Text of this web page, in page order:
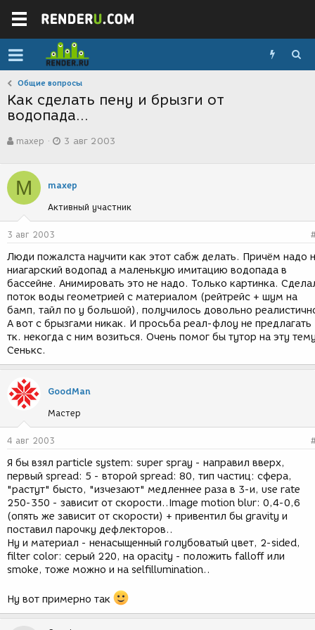
Общие вопросы
Как сделать пену и брызги от
водопада...
в
о
р
т
е
м
ы
maxep
а
с
з
д
и
я
3 авг 2003
M maxep
Активный участник
3 авг 2003
Люди пожалста научити как этот сабж делать. Причём надо
ниагарский водопад а маленькую имитацию водопада в
бассейне. Анимировать это не надо. Только картинка.
поток воды геометрией с материалом (рейтрейс + шум на
бамп, тайл по y большой), получилось довольно
А вот с брызгами никак. И просьба реал-флоу не предлагать
тк. некогда с ним возиться. Очень помог бы тутор на эту
Сенькс.
GoodMan
Мастер
4 авг 2003
Я бы взял particle system: super spray - направил вверх,
первый spread: 5 - второй spread: 80, тип частиц: сфера,
"растут" бысто, "изчезают" медленнее раза в 3-и, use rate
250-350 - зависит от скорости..Image motion blur: 0,4-0,6
(опять же зависит от скорости) + привентил бы gravity и
поставил парочку дефлекторов..
Ну и материал - ненасыщенный голубоватый цвет, 2-sided,
filter color: серый 220, на opacity - положить falloff или
smoke, тоже можно и на selfillumination..
Ну вот примерно так